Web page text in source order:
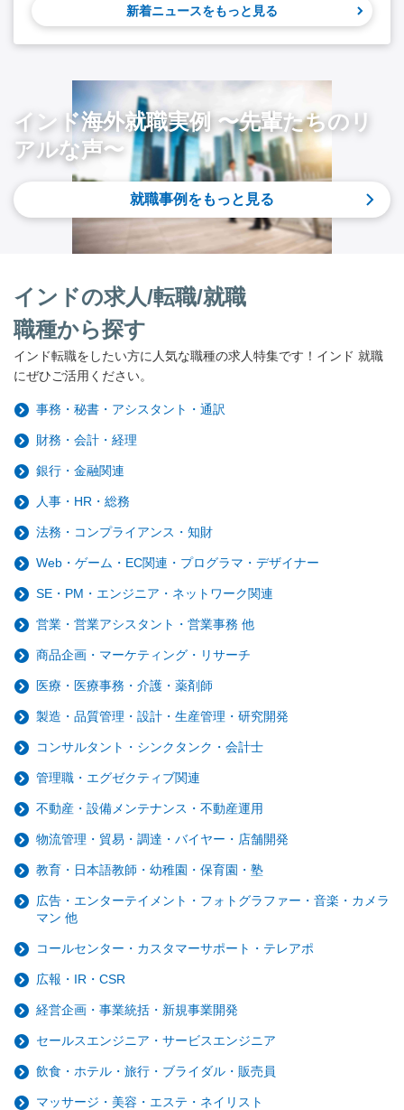
新着ニュースをもっと見る
インド海外就職実例 〜先輩たちのリ
アルな声〜
就職事例をもっと見る
インドの求人/転職/就職
職種から探す
インド転職をしたい方に人気な職種の求人特集です！インド 就職
にぜひご活用ください。
事務・秘書・アシスタント・通訳
財務・会計・経理
銀行・金融関連
人事・HR・総務
法務・コンプライアンス・知財
Web・ゲーム・EC関連・プログラマ・デザイナー
SE・PM・エンジニア・ネットワーク関連
営業・営業アシスタント・営業事務 他
商品企画・マーケティング・リサーチ
医療・医療事務・介護・薬剤師
製造・品質管理・設計・生産管理・研究開発
コンサルタント・シンクタンク・会計士
管理職・エグゼクティブ関連
不動産・設備メンテナンス・不動産運用
物流管理・貿易・調達・バイヤー・店舗開発
教育・日本語教師・幼稚園・保育園・塾
広告・エンターテイメント・フォトグラファー・音楽・カメラ
マン 他
コールセンター・カスタマーサポート・テレアポ
広報・IR・CSR
経営企画・事業統括・新規事業開発
セールスエンジニア・サービスエンジニア
飲食・ホテル・旅行・ブライダル・販売員
マッサージ・美容・エステ・ネイリスト